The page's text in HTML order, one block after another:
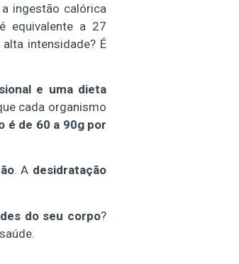
ingestão calórica
equivalente a 27
intensidade? É
e uma dieta
cada organismo
é de 60 a 90g por
. A desidratação
do seu corpo?